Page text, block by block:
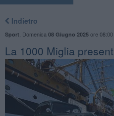
Indietro
Sport Domenica 08 Giugno 2025ore 08:00
La 1000 Miglia